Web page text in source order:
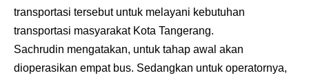
transportasi tersebut untuk melayani kebutuhan
transportasi masyarakat Kota Tangerang.
Sachrudin mengatakan, untuk tahap awal akan
dioperasikan empat bus. Sedangkan untuk operatornya,